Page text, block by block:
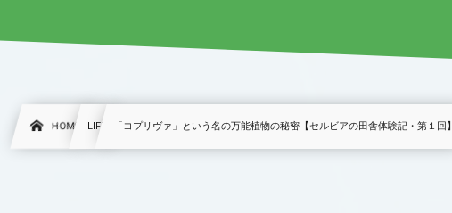
HOME LIFE 「コプリヴァ」という名の万能植物の秘密【セルビアの田舎体験記・第１回】